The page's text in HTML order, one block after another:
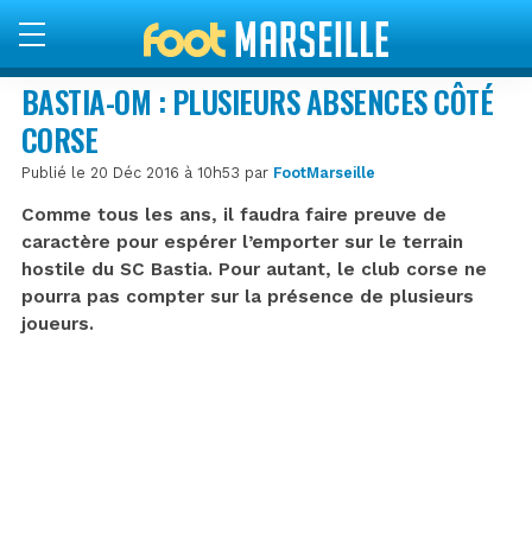
BASTIA-OM : PLUSIEURS ABSENCES CÔTÉ
CORSE
Publié le 20 Déc 2016 à 10h53 par FootMarseille
Comme tous les ans, il faudra faire preuve de
caractère pour espérer l’emporter sur le terrain
hostile du SC Bastia. Pour autant, le club corse ne
pourra pas compter sur la présence de plusieurs
joueurs.